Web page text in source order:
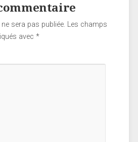
sera pas publiée. Les champs
avec *